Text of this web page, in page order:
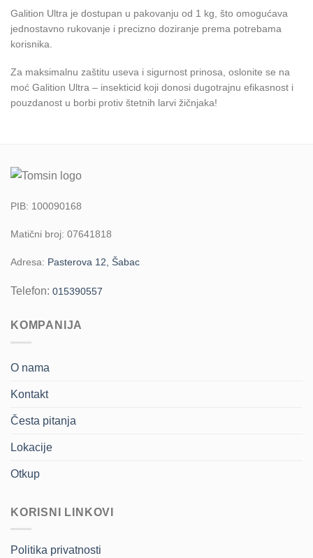
Galition Ultra je dostupan u pakovanju od 1 kg, što omogućava
jednostavno rukovanje i precizno doziranje prema potrebama
korisnika.
Za maksimalnu zaštitu useva i sigurnost prinosa, oslonite se na
moć Galition Ultra – insekticid koji donosi dugotrajnu efikasnost i
pouzdanost u borbi protiv štetnih larvi žičnjaka!
PIB: 100090168
Matični broj: 07641818
Adresa: Pasterova 12, Šabac
Telefon: 015390557
KOMPANIJA
O nama
Kontakt
Česta pitanja
Lokacije
Otkup
KORISNI LINKOVI
Politika privatnosti